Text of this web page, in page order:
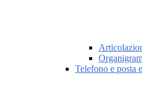
Telefono e posta